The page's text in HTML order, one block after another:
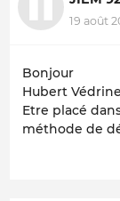
19 août
Bonjour
Hubert
Etre placé
méthode de